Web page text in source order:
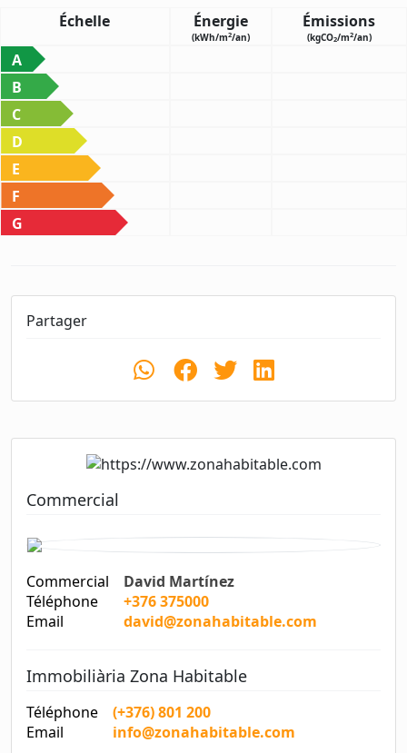
Échelle
Énergie
(kWh/m2/an)
Émissions
(kgCO2/m2/an)
A
B
C
D
E
F
G
Partager
Commercial
Commercial
David Martínez
Téléphone
+376 375000
Email
david@zonahabitable.com
Immobiliària Zona Habitable
Téléphone
(+376) 801 200
Email
info@zonahabitable.com